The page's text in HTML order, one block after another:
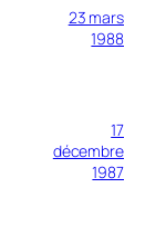
23 mars
1988
17
décembre
1987